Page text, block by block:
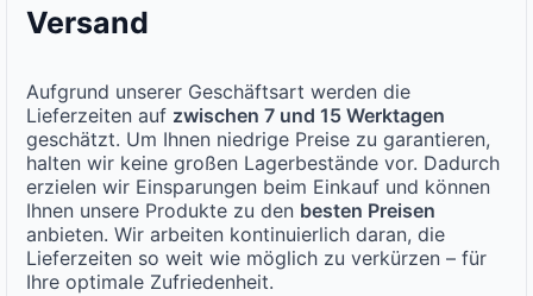
Versand
Aufgrund unserer Geschäftsart werden die
Lieferzeiten auf zwischen 7 und 15 Werktagen
geschätzt. Um Ihnen niedrige Preise zu garantieren,
halten wir keine großen Lagerbestände vor. Dadurch
erzielen wir Einsparungen beim Einkauf und können
Ihnen unsere Produkte zu den besten Preisen
anbieten. Wir arbeiten kontinuierlich daran, die
Lieferzeiten so weit wie möglich zu verkürzen – für
Ihre optimale Zufriedenheit.